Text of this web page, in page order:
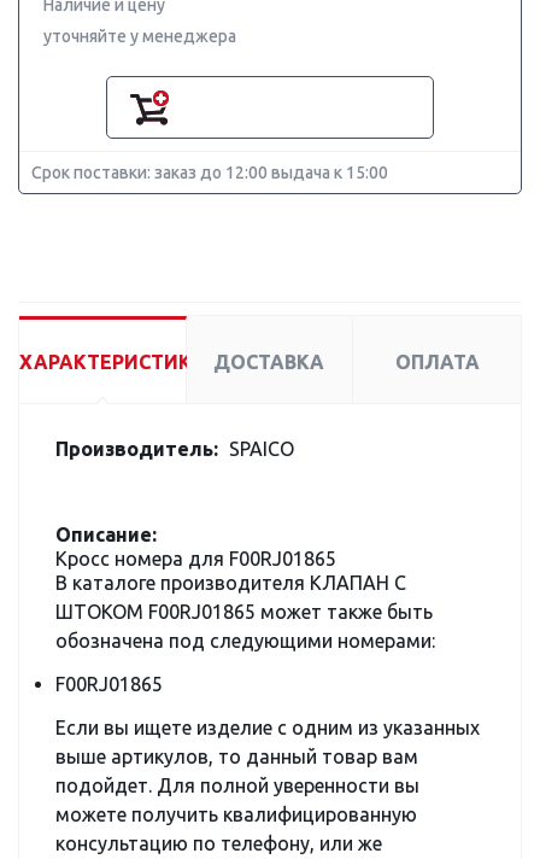
Наличие и цену
уточняйте у менеджера
Срок поставки: заказ до 12:00 выдача к 15:00
ХАРАКТЕРИСТИКИ ДОСТАВКА ОПЛАТА
Производитель: SPAICO
Описание:
Кросс номера для F00RJ01865
В каталоге производителя КЛАПАН С
ШТОКОМ F00RJ01865 может также быть
обозначена под следующими номерами:
F00RJ01865
Если вы ищете изделие с одним из указанных
выше артикулов, то данный товар вам
подойдет. Для полной уверенности вы
можете получить квалифицированную
консультацию по телефону, или же